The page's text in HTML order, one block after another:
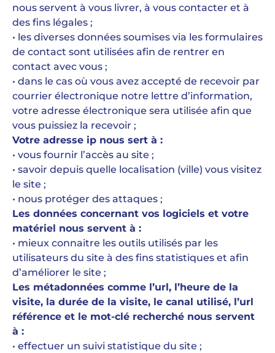
nous servent à vous livrer, à vous contacter et à
des fins légales ;
• les diverses données soumises via les formulaires
de contact sont utilisées afin de rentrer en
contact avec vous ;
• dans le cas où vous avez accepté de recevoir par
courrier électronique notre lettre d’information,
votre adresse électronique sera utilisée afin que
vous puissiez la recevoir ;
Votre adresse ip nous sert à :
• vous fournir l’accès au site ;
• savoir depuis quelle localisation (ville) vous visitez
le site ;
• nous protéger des attaques ;
Les données concernant vos logiciels et votre
matériel nous servent à :
• mieux connaitre les outils utilisés par les
utilisateurs du site à des fins statistiques et afin
d’améliorer le site ;
Les métadonnées comme l’url, l’heure de la
visite, la durée de la visite, le canal utilisé, l’url
référence et le mot-clé recherché nous servent
à :
• effectuer un suivi statistique du site ;